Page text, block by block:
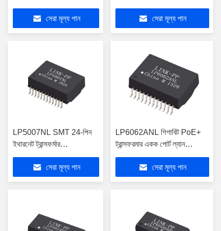
ম্যাগনেটিক্স SMD 24 PIN
সেরা মূল্য পান
মডিউল একক পোর্ট
সেরা মূল্য পান
LP5007NL SMT 24-পিন
ইথারনেট ট্রান্সফর্মার
10/100/1000 BASE-T
সেরা মূল্য পান
LP6062ANL গিগাবিট PoE+
ট্রান্সফরমার একক পোর্ট ল্যান
চৌম্বকীয়
সেরা মূল্য পান